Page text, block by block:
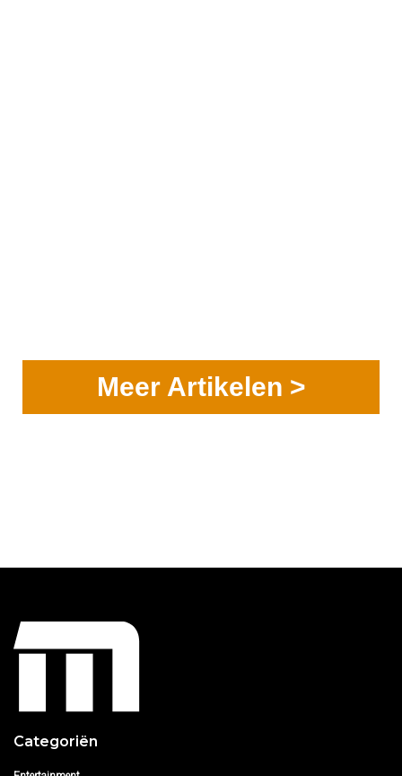
Meer Artikelen >
Categoriën